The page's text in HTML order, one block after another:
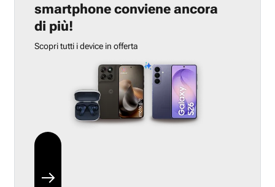
smartphone conviene ancora
di più!
Scopri tutti i device in offerta